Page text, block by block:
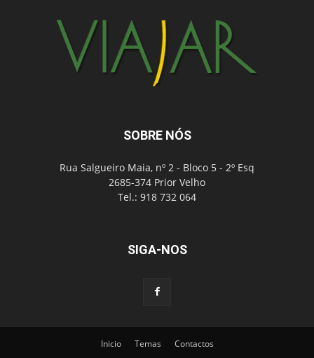
SOBRE NÓS
Rua Salgueiro Maia, nº 2 - Bloco 5 - 2º Esq
2685-374 Prior Velho
Tel.: 918 732 064
SIGA-NOS
Inicio Temas Contactos